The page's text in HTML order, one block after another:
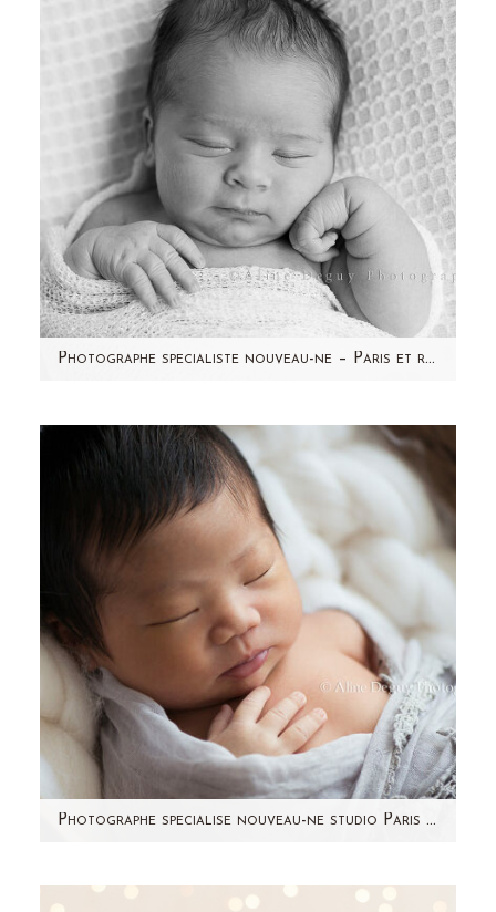
plus tard avec sa famille…
Photographe specialiste nouveau-ne – Paris et region parisienne (92) – Tylian
peine. Stéphanie et sa famille ont fait de la
route pour…
Photographe specialise nouveau-ne studio Paris et région Parisienne 92 – Alvin
Novembre 2012, puis la deuxième grossesse